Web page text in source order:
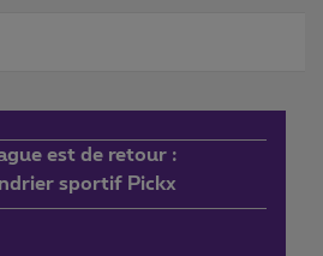
est de retour :
sportif Pickx